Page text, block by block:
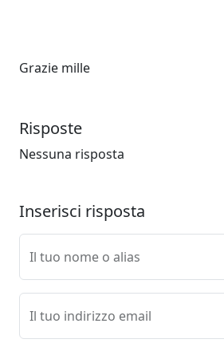
Grazie mille
Risposte
Nessuna risposta
Inserisci risposta
Il tuo nome o alias
Il tuo indirizzo email